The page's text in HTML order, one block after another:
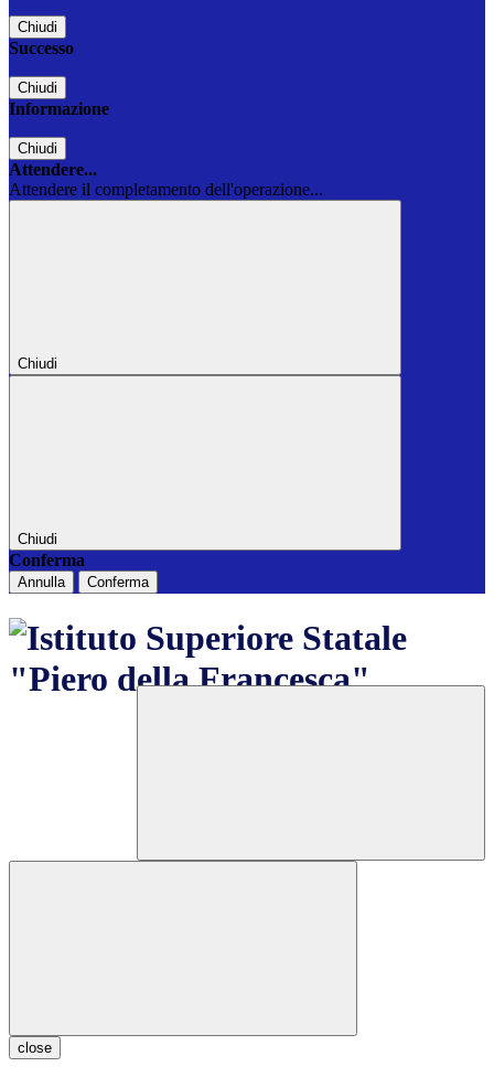
Chiudi
Successo
Chiudi
Informazione
Chiudi
Attendere...
Attendere il completamento dell'operazione...
Chiudi
Chiudi
Conferma
Annulla Conferma
close